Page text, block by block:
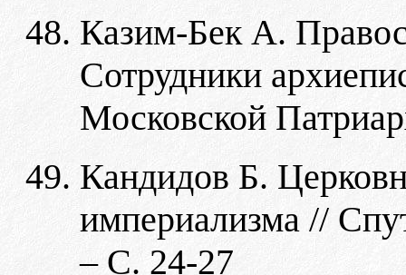
Казим-Бек А.
Сотрудники
Московской
Кандидов Б.
империализма //
– С. 24-27